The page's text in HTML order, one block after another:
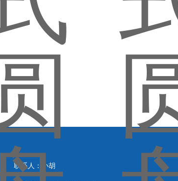
联系人：小胡